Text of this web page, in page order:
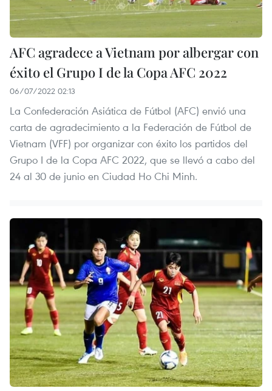
AFC agradece a Vietnam por albergar con
éxito el Grupo I de la Copa AFC 2022
06/07/2022 02:13
La Confederación Asiática de Fútbol (AFC) envió una
carta de agradecimiento a la Federación de Fútbol de
Vietnam (VFF) por organizar con éxito los partidos del
Grupo I de la Copa AFC 2022, que se llevó a cabo del
24 al 30 de junio en Ciudad Ho Chi Minh.